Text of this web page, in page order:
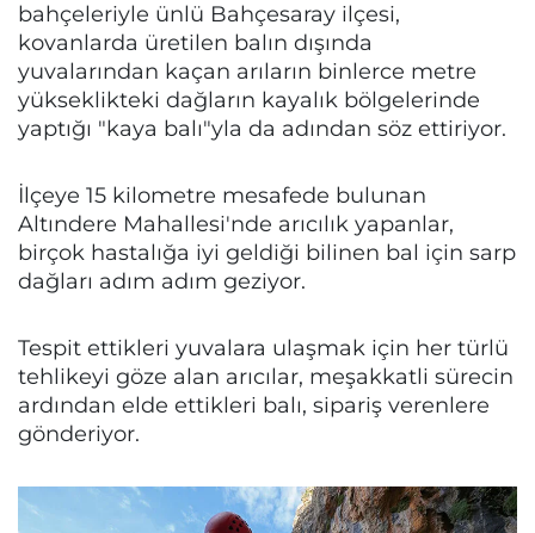
bahçeleriyle ünlü Bahçesaray ilçesi,
kovanlarda üretilen balın dışında
yuvalarından kaçan arıların binlerce metre
yükseklikteki dağların kayalık bölgelerinde
yaptığı "kaya balı"yla da adından söz ettiriyor.
İlçeye 15 kilometre mesafede bulunan
Altındere Mahallesi'nde arıcılık yapanlar,
birçok hastalığa iyi geldiği bilinen bal için sarp
dağları adım adım geziyor.
Tespit ettikleri yuvalara ulaşmak için her türlü
tehlikeyi göze alan arıcılar, meşakkatli sürecin
ardından elde ettikleri balı, sipariş verenlere
gönderiyor.